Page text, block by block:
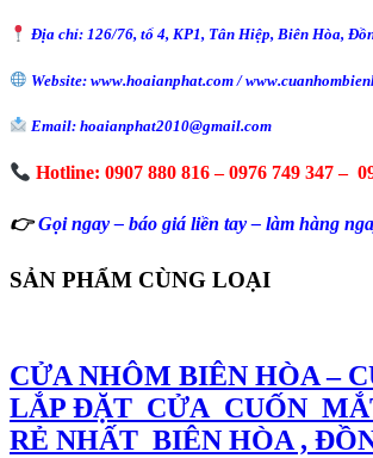
Địa chỉ: 126/76, tổ 4, KP1, Tân Hiệp, Biên Hòa,
Website: www.hoaianphat.com /
Email: hoaianphat2010@gmail.com
Hotline: 0907 880 816 – 0976 749 347 –
👉Gọi ngay – báo giá liền tay – làm hàng
SẢN PHẨM CÙNG LOẠI
CỬA NHÔM BIÊN HÒA –
LẮP ĐẶT CỬA CUỐN
RẺ NHẤT BIÊN HÒA ,